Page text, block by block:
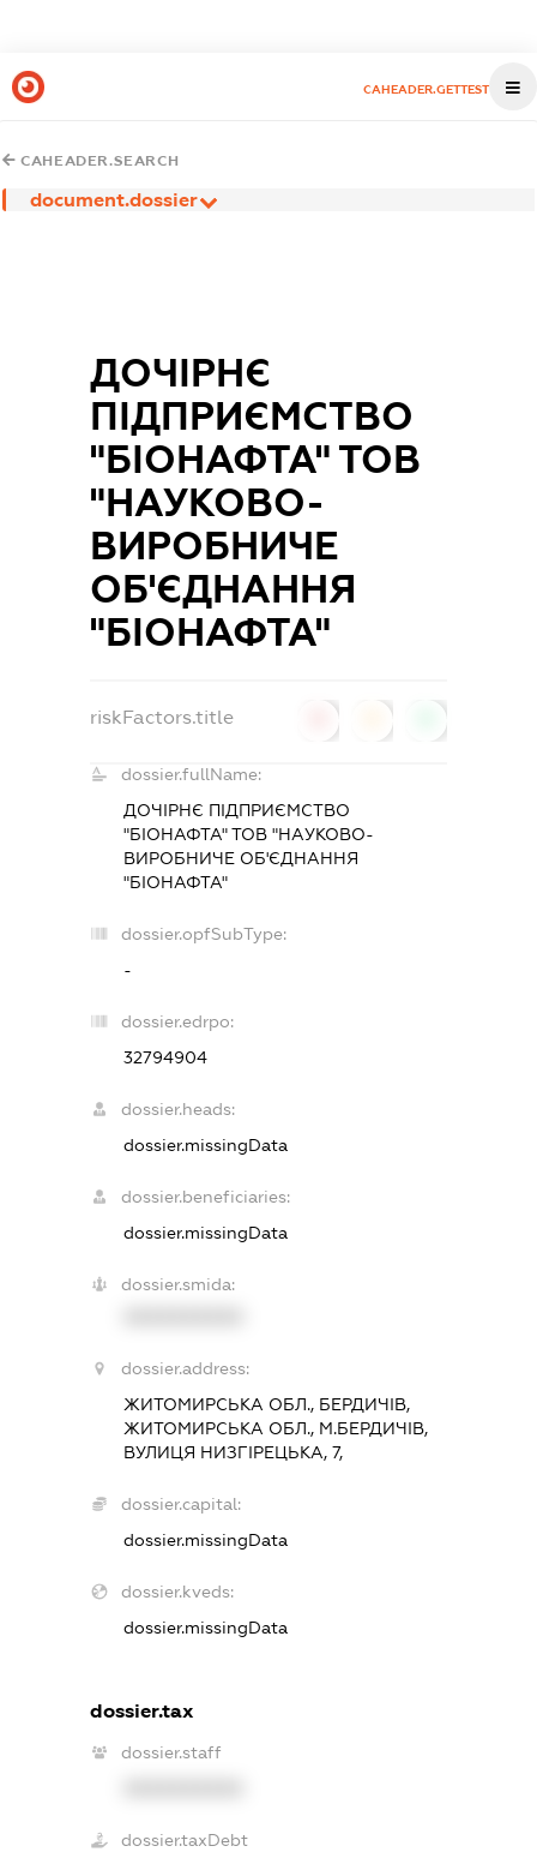
CAHEADER.GETTEST
CAHEADER.SEARCH
document.dossier
ДОЧІРНЄ
ПІДПРИЄМСТВО
"БІОНАФТА" ТОВ
"НАУКОВО-
ВИРОБНИЧЕ
ОБ'ЄДНАННЯ
"БІОНАФТА"
riskFactors.title
dossier.fullName:
ДОЧІРНЄ ПІДПРИЄМСТВО
"БІОНАФТА" ТОВ "НАУКОВО-
ВИРОБНИЧЕ ОБ'ЄДНАННЯ
"БІОНАФТА"
dossier.opfSubType:
-
dossier.edrpo:
32794904
dossier.heads:
dossier.missingData
dossier.beneficiaries:
dossier.missingData
dossier.smida:
dossier.address:
ЖИТОМИРСЬКА ОБЛ., БЕРДИЧІВ,
ЖИТОМИРСЬКА ОБЛ., М.БЕРДИЧІВ,
ВУЛИЦЯ НИЗГІРЕЦЬКА, 7,
dossier.capital:
dossier.missingData
dossier.kveds:
dossier.missingData
dossier.tax
dossier.staff
dossier.taxDebt